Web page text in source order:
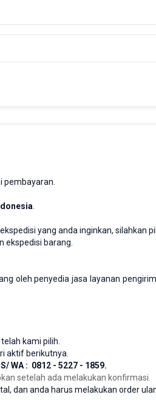
yang anda inginkan, silahkan
ekspedisi barang.
oleh penyedia jasa layanan
kami pilih.
aktif berikutnya.
WA : 0812 - 5227 - 1859.
setelah ada melakukan konfirmasi.
dan anda harus melakukan order